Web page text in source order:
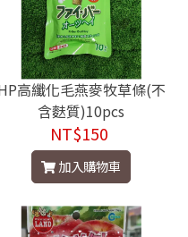
高纖化毛燕麥牧草條(不
含麩質)10pcs
NT$150
加入購物車